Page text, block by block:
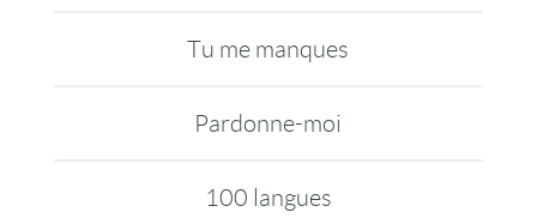
Tu me manques
Pardonne-moi
100 langues